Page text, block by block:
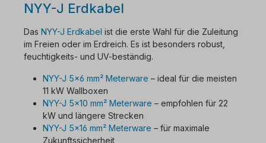
NYY-J Erdkabel
Das NYY-J Erdkabel ist die erste Wahl für die Zuleitung
im Freien oder im Erdreich. Es ist besonders robust,
feuchtigkeits- und UV-beständig.
NYY-J 5×6 mm² Meterware – ideal für die meisten
11 kW Wallboxen
NYY-J 5×10 mm² Meterware – empfohlen für 22
kW und längere Strecken
NYY-J 5×16 mm² Meterware – für maximale
Zukunftssicherheit